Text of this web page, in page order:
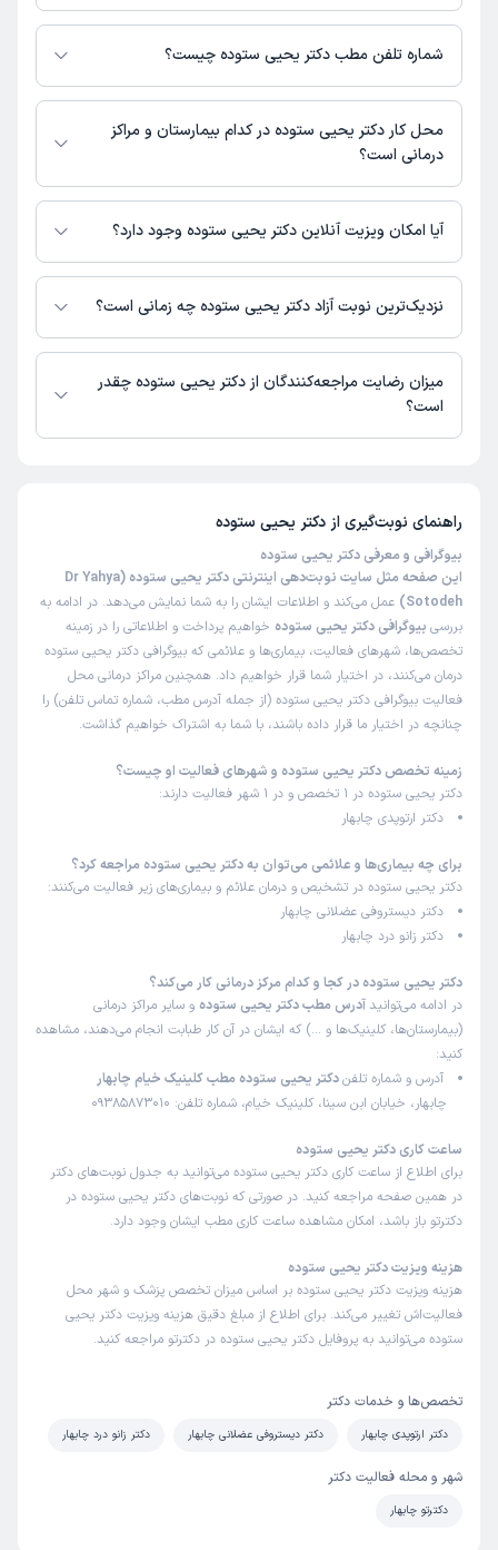
دکتر یحیی ستوده 1 مطب فعال دارند. آدرس مطب‌های دکتر یحیی ستوده به
شرح زیر است.
شماره تلفن مطب دکتر یحیی ستوده چیست؟
مطب کلینیک خیام : 09385873010
محل کار دکتر یحیی ستوده در کدام بیمارستان و مراکز
درمانی است؟
اطلاعاتی درباره محل فعالیت دکتر یحیی ستوده در مراکز درمانی در دسترس
نیست.
آیا امکان ویزیت آنلاین دکتر یحیی ستوده وجود دارد؟
در حال حاضر اطلاعاتی درباره ارائه ویزیت آنلاین توسط دکتر یحیی ستوده در
دسترس نیست. برای دریافت اطلاعات دقیق‌تر، لطفاً با مطب تماس بگیرید.
نزدیک‌ترین نوبت آزاد دکتر یحیی ستوده چه زمانی است؟
دکتر یحیی ستوده از روز شنبه 17 مرداد 1405 بیمار جدید می‌پذیرند.
میزان رضایت مراجعه‌کنندگان از دکتر یحیی ستوده چقدر
است؟
راهنمای نوبت‌گیری از دکتر یحیی ستوده
بیوگرافی و معرفی دکتر یحیی ستوده
این صفحه مثل سایت نوبت‌دهی اینترنتی دکتر یحیی ستوده (Dr Yahya
Sotodeh)
عمل می‌کند و اطلاعات ایشان را به شما نمایش می‌دهد. در ادامه به
بررسی بیوگرافی دکتر یحیی ستوده خواهیم پرداخت و اطلاعاتی را در زمینه
تخصص‌ها، شهرهای فعالیت، بیماری‌ها و علائمی که بیوگرافی دکتر یحیی ستوده
درمان می‌کنند، در اختیار شما قرار خواهیم داد. همچنین مراکز درمانی محل
فعالیت بیوگرافی دکتر یحیی ستوده (از جمله آدرس مطب، شماره تماس تلفن) را
چنانچه در اختیار ما قرار داده باشند، با شما به اشتراک خواهیم گذاشت.
زمینه تخصص دکتر یحیی ستوده و شهرهای فعالیت او چیست؟
دکتر یحیی ستوده در 1 تخصص و در 1 شهر فعالیت دارند:
دکتر ارتوپدی چابهار
برای چه بیماری‌ها و علائمی می‌توان به دکتر یحیی ستوده مراجعه کرد؟
دکتر یحیی ستوده در تشخیص و درمان علائم و بیماری‌های زیر فعالیت می‌کنند:
دکتر دیستروفی عضلانی چابهار
دکتر زانو درد چابهار
دکتر یحیی ستوده در کجا و کدام مرکز درمانی کار می‌کند؟
در ادامه می‌توانید آدرس مطب دکتر یحیی ستوده و سایر مراکز درمانی
(بیمارستان‌ها، کلینیک‌ها و …) که ایشان در آن کار طبابت انجام می‌دهند، مشاهده
کنید:
آدرس و شماره تلفندکتر یحیی ستوده مطب کلینیک خیام چابهار
چابهار، خیابان ابن سینا، کلینیک خیام، شماره تلفن: 09385873010
ساعت کاری دکتر یحیی ستوده
برای اطلاع از ساعت کاری دکتر یحیی ستوده می‌توانید به جدول نوبت‌های دکتر
در همین صفحه مراجعه کنید. در صورتی که نوبت‌های دکتر یحیی ستوده در
دکترتو باز باشد، امکان مشاهده ساعت کاری مطب ایشان وجود دارد.
هزینه ویزیت دکتر یحیی ستوده
هزینه ویزیت دکتر یحیی ستوده بر اساس میزان تخصص پزشک و شهر محل
فعالیت‌اش تغییر می‌کند. برای اطلاع از مبلغ دقیق هزینه ویزیت دکتر یحیی
ستوده می‌توانید به پروفایل دکتر یحیی ستوده در دکترتو مراجعه کنید.
تخصص‌ها و خدمات دکتر
دکتر ارتوپدی چابهار دکتر دیستروفی عضلانی چابهار دکتر زانو درد چابهار
شهر و محله فعالیت دکتر
دکترتو چابهار